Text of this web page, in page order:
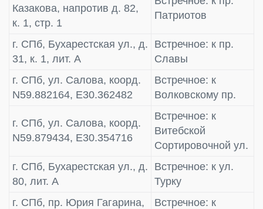
Казакова, напротив д. 82,
к. 1, стр. 1
Патриотов
г. СПб, Бухарестская ул., д.
31, к. 1, лит. А
Встречное: к пр.
Славы
г. СПб, ул. Салова, коорд.
N59.882164, E30.362482
Встречное: к
Волковскому пр.
г. СПб, ул. Салова, коорд.
N59.879434, E30.354716
Встречное: к
Витебской
Сортировочной ул.
г. СПб, Бухарестская ул., д.
80, лит. А
Встречное: к ул.
Турку
г. СПб, пр. Юрия Гагарина,
Встречное: к